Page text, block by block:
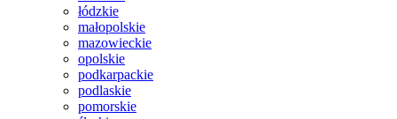
łódzkie
małopolskie
mazowieckie
opolskie
podkarpackie
podlaskie
pomorskie